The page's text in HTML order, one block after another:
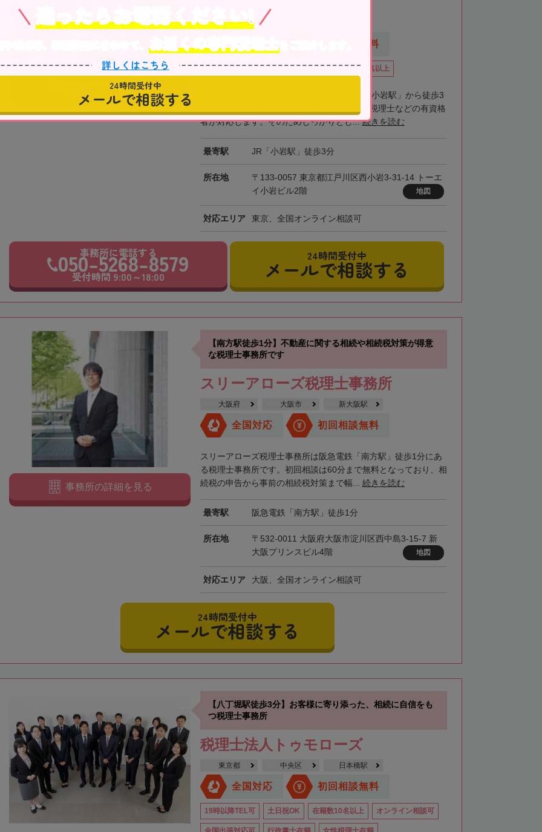
東京都
全国対応 初回相談無料
オンライン相談可 全国出張対応可 在籍数10名以上
税理士法人根本税理士事務所小岩本社はJR「小岩駅」から徒歩3
分にある税理士事務所です。些細な相談でも税理士などの有資格
者が対応します。そのためしっかりとし...続きを読む
最寄駅 JR「小岩駅」徒歩3分
所在地
〒133-0057 東京都江戸川区西小岩3-31-14 トーエ
イ小岩ビル2階
地図
対応エリア 東京、全国オンライン相談可
事務所の詳細を見る
事務所に電話する
050-5268-8579
受付時間 9:00～18:00
24時間受付中
メールで相談する
【南方駅徒歩1分】不動産に関する相続や相続税対策が得意
な税理士事務所です
スリーアローズ税理士事務所
大阪府 大阪市 新大阪駅
全国対応 初回相談無料
スリーアローズ税理士事務所は阪急電鉄「南方駅」徒歩1分にあ
る税理士事務所です。初回相談は60分まで無料となっており、相
続税の申告から事前の相続税対策まで幅... 続きを読む
最寄駅 阪急電鉄「南方駅」徒歩1分
所在地
〒532-0011 大阪府大阪市淀川区西中島3-15-7 新
大阪プリンスビル4階
地図
対応エリア 大阪、全国オンライン相談可
事務所の詳細を見る
24時間受付中
メールで相談する
【八丁堀駅徒歩3分】お客様に寄り添った、相続に自信をも
つ税理士事務所
税理士法人トゥモローズ
東京都 中央区 日本橋駅
全国対応 初回相談無料
19時以降TEL可 土日祝OK 在籍数10名以上 オンライン相談可
迷ったらお電話ください!
お近くの専門税理士
詳しくはこちら
24時間受付中
メールで相談する